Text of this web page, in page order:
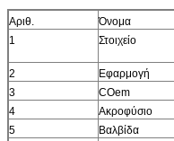
Αριθ. Όνομα
1
Στοιχείο
2
Εφαρμογή
3
COem
4
Ακροφύσιο
5
Βαλβίδα